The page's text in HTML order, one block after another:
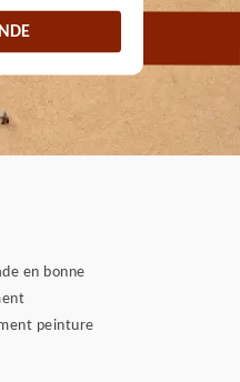
en bonne
peinture